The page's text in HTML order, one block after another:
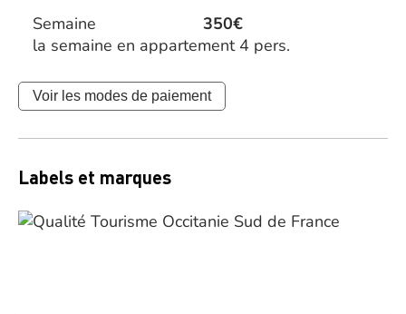
Semaine
350€
la semaine en appartement 4 pers.
Voir les modes de paiement
Labels et marques